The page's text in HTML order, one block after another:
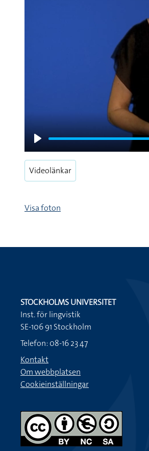
Play
Videolänkar
Visa foton
STOCKHOLMS UNIVERSITET
Inst. för lingvistik
SE-106 91 Stockholm
Telefon: 08-16 23 47
Kontakt
Om webbplatsen
Cookieinställningar